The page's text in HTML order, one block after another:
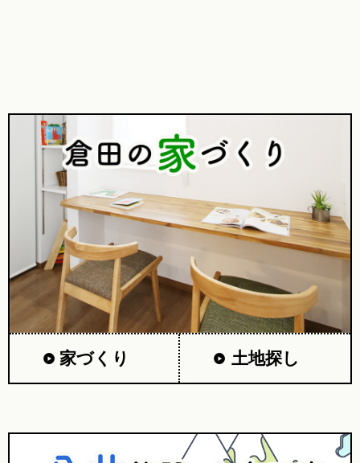
家づくり 土地探し